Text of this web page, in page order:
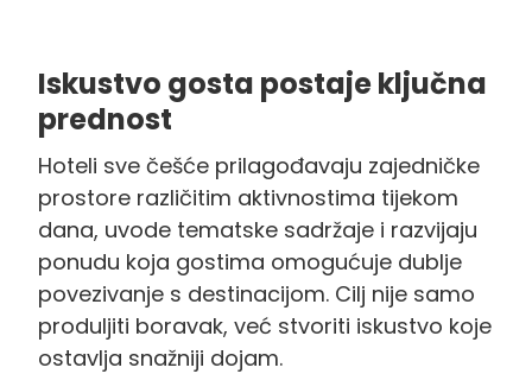
Iskustvo gosta postaje ključna
prednost
Hoteli sve češće prilagođavaju zajedničke
prostore različitim aktivnostima tijekom
dana, uvode tematske sadržaje i razvijaju
ponudu koja gostima omogućuje dublje
povezivanje s destinacijom. Cilj nije samo
produljiti boravak, već stvoriti iskustvo koje
ostavlja snažniji dojam.